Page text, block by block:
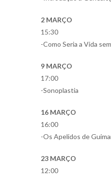
2 MARÇO
15:30
-Como Seria a Vida
9 MARÇO
17:00
-Sonoplastia
16 MARÇO
16:00
-Os Apelidos de
23 MARÇO
12:00